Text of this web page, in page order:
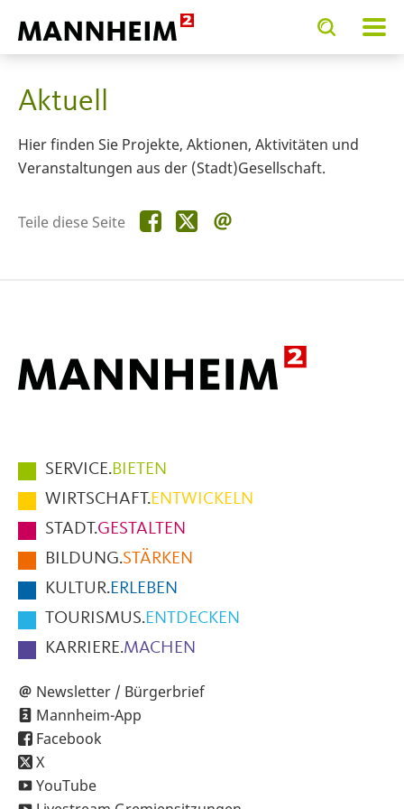
Toggle
search
input
Toggle
search
input
Aktuell
Hier finden Sie Projekte, Aktionen, Aktivitäten und
Veranstaltungen aus der (Stadt)Gesellschaft.
Teile diese Seite Teile
diese
Teile
diese
Hauptmenüpunkte
im
Fußbereich
der
Seite
SERVICE.BIETEN
WIRTSCHAFT.ENTWICKELN
STADT.GESTALTEN
BILDUNG.STÄRKEN
KULTUR.ERLEBEN
TOURISMUS.ENTDECKEN
KARRIERE.MACHEN
Newsletter / Bürgerbrief
Mannheim-App
Facebook
X
YouTube